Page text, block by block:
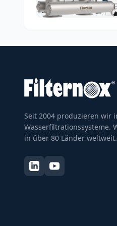
Seit 2004 produzieren wir
Wasserfiltrationssysteme.
in über 80 Länder weltweit.